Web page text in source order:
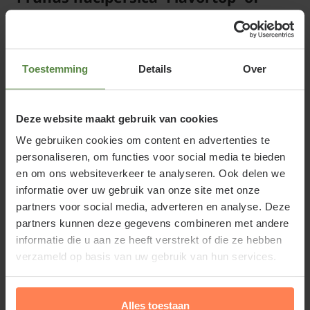
Toestemming Details Over
Deze website maakt gebruik van cookies
We gebruiken cookies om content en advertenties te
personaliseren, om functies voor social media te bieden
en om ons websiteverkeer te analyseren. Ook delen we
informatie over uw gebruik van onze site met onze
partners voor social media, adverteren en analyse. Deze
partners kunnen deze gegevens combineren met andere
informatie die u aan ze heeft verstrekt of die ze hebben
verzameld op basis van uw gebruik van hun services.
Alles toestaan
Prunus nucipersica 'Flavortop' - halfstam bloeit in
februari - maart opvallend en uitbundig met
dieproze bloemen, die uitgroeien tot rode, zoete
sappige nectarines, met stevig geel vruchtvlee, die in
verliest in de winter zijn bladeren en is redelijk
vorstbestendig.
Standplaats Prunus nucipersica
'Flavortop'